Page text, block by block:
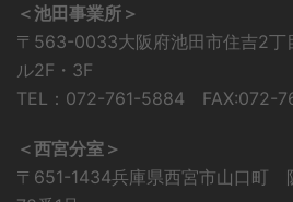
＜池田事業所＞
〒563-0033大阪府池田市住吉2丁
ル2F・3F
TEL：072-761-5884 FAX:072-
＜西宮分室＞
〒651-1434兵庫県西宮市山口町